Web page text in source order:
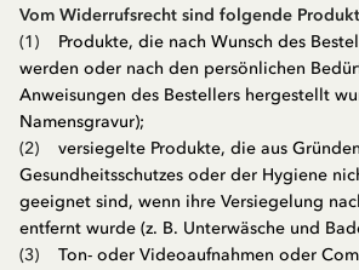
Vom Widerrufsrecht sind folgende
(1) Produkte, die nach Wunsch des
werden oder nach den persönlichen
Anweisungen des Bestellers hergestellt
Namensgravur);
(2) versiegelte Produkte, die aus
Gesundheitsschutzes oder der Hygiene
geeignet sind, wenn ihre Versiegelung
entfernt wurde (z. B. Unterwäsche und
(3) Ton- oder Videoaufnahmen oder